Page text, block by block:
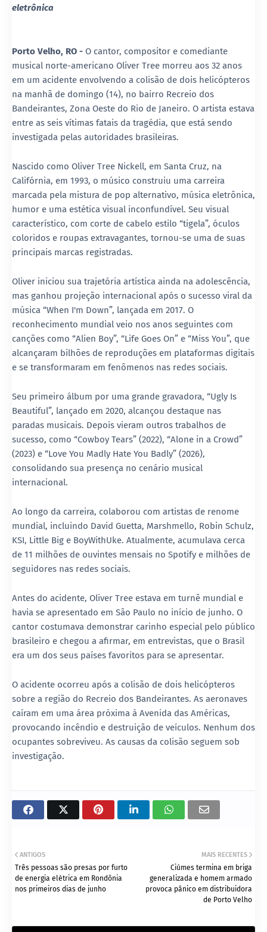
eletrônica
Porto Velho, RO - O cantor, compositor e comediante
musical norte-americano Oliver Tree morreu aos 32 anos
em um acidente envolvendo a colisão de dois helicópteros
na manhã de domingo (14), no bairro Recreio dos
Bandeirantes, Zona Oeste do Rio de Janeiro. O artista estava
entre as seis vítimas fatais da tragédia, que está sendo
investigada pelas autoridades brasileiras.
Nascido como Oliver Tree Nickell, em Santa Cruz, na
Califórnia, em 1993, o músico construiu uma carreira
marcada pela mistura de pop alternativo, música eletrônica,
humor e uma estética visual inconfundível. Seu visual
característico, com corte de cabelo estilo “tigela”, óculos
coloridos e roupas extravagantes, tornou-se uma de suas
principais marcas registradas.
Oliver iniciou sua trajetória artística ainda na adolescência,
mas ganhou projeção internacional após o sucesso viral da
música “When I'm Down”, lançada em 2017. O
reconhecimento mundial veio nos anos seguintes com
canções como “Alien Boy”, “Life Goes On” e “Miss You”, que
alcançaram bilhões de reproduções em plataformas digitais
e se transformaram em fenômenos nas redes sociais.
Seu primeiro álbum por uma grande gravadora, “Ugly Is
Beautiful”, lançado em 2020, alcançou destaque nas
paradas musicais. Depois vieram outros trabalhos de
sucesso, como “Cowboy Tears” (2022), “Alone in a Crowd”
(2023) e “Love You Madly Hate You Badly” (2026),
consolidando sua presença no cenário musical
internacional.
Ao longo da carreira, colaborou com artistas de renome
mundial, incluindo David Guetta, Marshmello, Robin Schulz,
KSI, Little Big e BoyWithUke. Atualmente, acumulava cerca
de 11 milhões de ouvintes mensais no Spotify e milhões de
seguidores nas redes sociais.
Antes do acidente, Oliver Tree estava em turnê mundial e
havia se apresentado em São Paulo no início de junho. O
cantor costumava demonstrar carinho especial pelo público
brasileiro e chegou a afirmar, em entrevistas, que o Brasil
era um dos seus países favoritos para se apresentar.
O acidente ocorreu após a colisão de dois helicópteros
sobre a região do Recreio dos Bandeirantes. As aeronaves
caíram em uma área próxima à Avenida das Américas,
provocando incêndio e destruição de veículos. Nenhum dos
ocupantes sobreviveu. As causas da colisão seguem sob
investigação.
MAIS RECENTES
Ciúmes termina em briga
generalizada e homem armado
provoca pânico em distribuidora
de Porto Velho
ANTIGOS
Três pessoas são presas por furto
de energia elétrica em Rondônia
nos primeiros dias de junho